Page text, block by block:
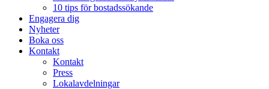
10 tips för bostadssökande
Engagera dig
Nyheter
Boka oss
Kontakt
Kontakt
Press
Lokalavdelningar